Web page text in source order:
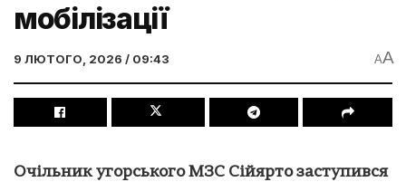
мобілізації
9 ЛЮТОГО, 2026 / 09:43 AA
Очільник угорського МЗС Сійярто заступився